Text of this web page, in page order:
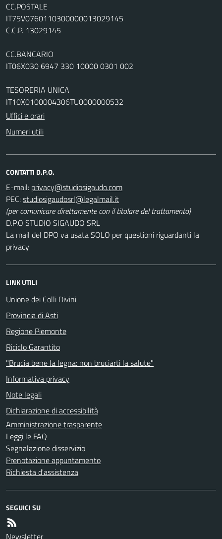
CC.POSTALE
IT75V0760110300000013029145
C.C.P. 13029145
CC.BANCARIO
IT06X030 6947 330 10000 0301 002
TESORERIA UNICA
IT10X0100004306TU0000000532
Uffici e orari
Numeri utili
CONTATTI D.P.O.
E-mail:
PEC:
(per comunicare direttamente con il titolare del trattamento)
D.P.O STUDIO SIGAUDO SRL
La mail del DPO va usata SOLO per questioni riguardanti la
privacy
LINK UTILI
Unione dei Colli Divini
Provincia di Asti
Regione Piemonte
Riciclo Garantito
"Brucia bene la legna: non bruciarti la salute"
Informativa privacy
Note legali
Dichiarazione di accessibilità
Amministrazione trasparente
Leggi le FAQ
Segnalazione disservizio
Prenotazione appuntamento
Richiesta d'assistenza
SEGUICI SU
Newsletter